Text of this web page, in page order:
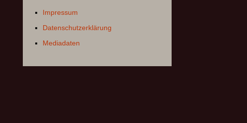
Impressum
Datenschutzerklärung
Mediadaten